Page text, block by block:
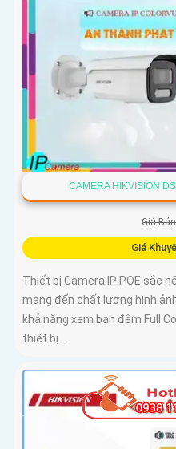
CAMERA HIKVISION
Giá
Giá
Thiết bị Camera IP POE sắc
mang đến chất lượng hình
khả năng xem ban đêm Full
thiết bị...